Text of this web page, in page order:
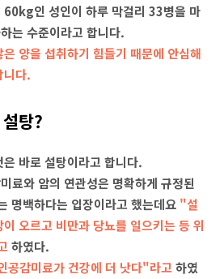
60kg인 성인이 하루 막걸리 33병을 마
는 수준이라고 합니다.
양을 섭취하기 힘들기 때문에 안심해
니다.
탕?
바로 설탕이라고 합니다.
료와 암의 연관성은 명확하게 규정된
명백하다는 입장이라고 했는데요 "설
오르고 비만과 당뇨를 일으키는 등 위
하였다.
공감미료가 건강에 더 낫다"라고 하였